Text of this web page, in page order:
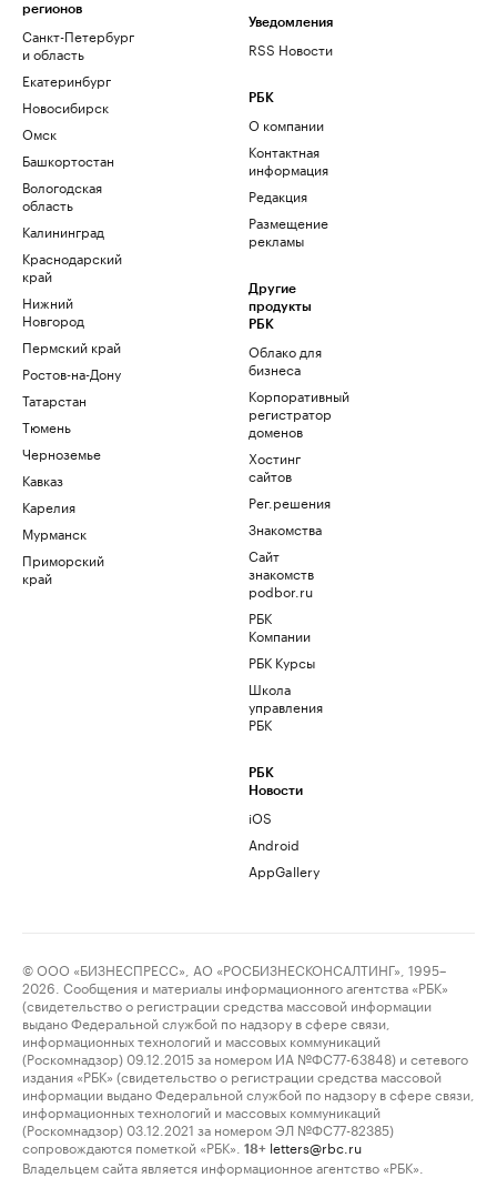
регионов
Санкт-Петербург
и область
Екатеринбург
Новосибирск
Омск
Башкортостан
Вологодская
область
Калининград
Краснодарский
край
Нижний
Новгород
Пермский край
Ростов-на-Дону
Татарстан
Тюмень
Черноземье
Кавказ
Карелия
Мурманск
Приморский
край
Уведомления
RSS Новости
РБК
О компании
Контактная
информация
Редакция
Размещение
рекламы
Другие
продукты
РБК
Облако для
бизнеса
Корпоративный
регистратор
доменов
Хостинг
сайтов
Рег.решения
Знакомства
Сайт
знакомств
podbor.ru
РБК
Компании
РБК Курсы
Школа
управления
РБК
РБК
Новости
iOS
Android
AppGallery
© ООО «БИЗНЕСПРЕСС», АО «РОСБИЗНЕСКОНСАЛТИНГ», 1995–
2026. Сообщения и материалы информационного агентства «РБК»
(свидетельство о регистрации средства массовой информации
выдано Федеральной службой по надзору в сфере связи,
информационных технологий и массовых коммуникаций
(Роскомнадзор) 09.12.2015 за номером ИА №ФС77-63848) и сетевого
издания «РБК» (свидетельство о регистрации средства массовой
информации выдано Федеральной службой по надзору в сфере связи,
информационных технологий и массовых коммуникаций
(Роскомнадзор) 03.12.2021 за номером ЭЛ №ФС77-82385)
сопровождаются пометкой «РБК».
18+ letters@rbc.ru
Владельцем сайта является информационное агентство «РБК».